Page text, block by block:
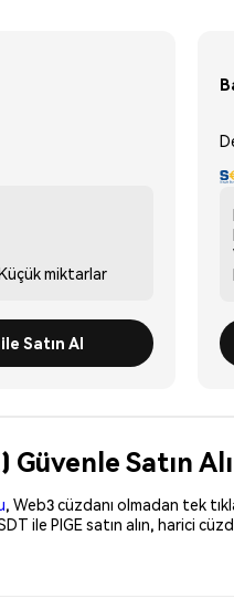
miktarlar
Satın Al
Güvenle Satın
, Web3 cüzdanı olmadan tek
ile PIGE satın alın, harici